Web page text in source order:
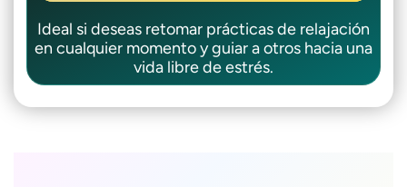
Ideal si deseas retomar prácticas de relajación
en cualquier momento y guiar a otros hacia una
vida libre de estrés.